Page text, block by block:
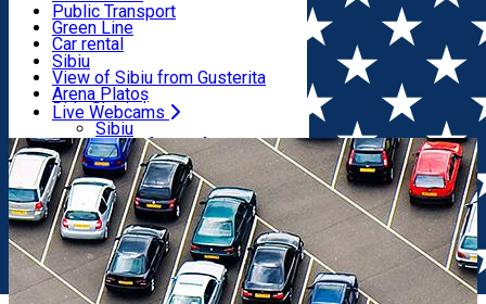
Live Webcams
Beauty salons
Yoga
Renting rooms
Rooms for rent
Accommodation outside Sibiu
Pizza
Fast Food
Coffee
Sweets
Pub, Bar
Night clubs
Bakeries
Public Transport
Green Line
Car rental
Rent a bike
Scooter rentals
Taxi
Ride Sharing
Parking tickets
Parking places
Electric vehicle charging points
Sibiu
View of Sibiu from Gusterita
Arena Platoș
Live Webcams
Sibiu
View of Sibiu from Gusterita
Arena Platoș
Home Car parking Parcare - Coposu sens giratoriu